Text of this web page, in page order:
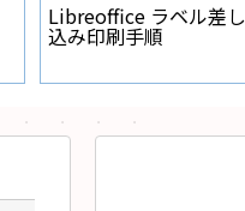
Libreoffice ラベル差し
込み印刷手順